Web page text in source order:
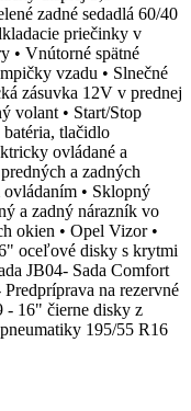
zadné sedadlá 60/40
priečinky v
• Vnútorné spätné
vzadu • Slnečné
zásuvka 12V v prednej
volant • Start/Stop
batéria, tlačidlo
ovládané a
a zadných
• Sklopný
a zadný nárazník vo
okien • Opel Vizor •
oceľové disky s krytmi
JB04- Sada Comfort
na rezervné
- 16" čierne disky z
195/55 R16